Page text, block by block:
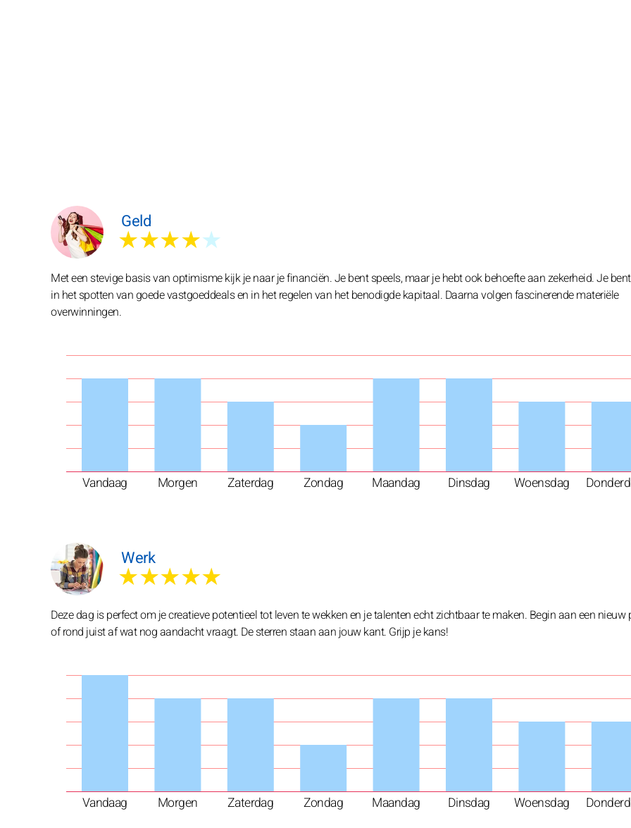
Geld
★★★★★
Vandaag Morgen Zaterdag Zondag Maandag Dinsdag Woensdag
Met een stevige basis van optimisme kijk je naar je financiën. Je bent speels, maar je hebt ook behoefte aan zekerheid. Je
in het spotten van goede vastgoeddeals en in het regelen van het benodigde kapitaal. Daarna volgen fascinerende materiële
overwinningen.
Werk
★★★★★
Vandaag Morgen Zaterdag Zondag Maandag Dinsdag Woensdag
Deze dag is perfect om je creatieve potentieel tot leven te wekken en je talenten echt zichtbaar te maken. Begin aan een nieuw
of rond juist af wat nog aandacht vraagt. De sterren staan aan jouw kant. Grijp je kans!